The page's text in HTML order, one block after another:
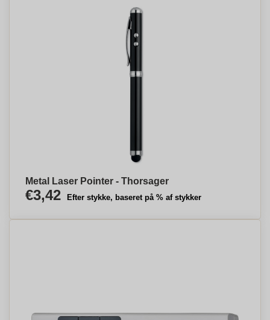
Metal Laser Pointer - Thorsager
€3,42 Efter stykke, baseret på % af stykker